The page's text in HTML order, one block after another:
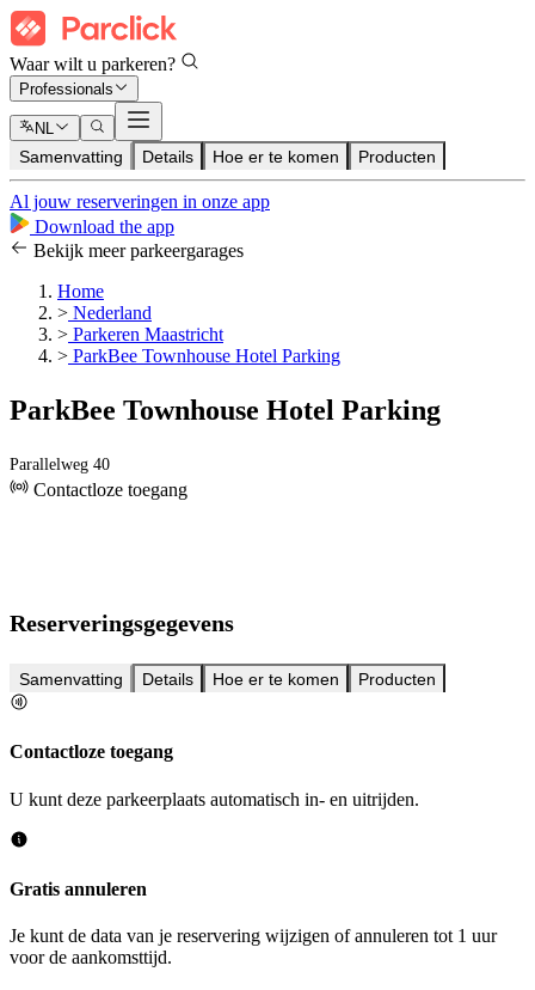
Waar wilt u parkeren?
Professionals
NL
Samenvatting Details Hoe er te komen Producten
Al jouw reserveringen in onze app
Download the app
Bekijk meer parkeergarages
Home
> Nederland
> Parkeren Maastricht
> ParkBee Townhouse Hotel Parking
ParkBee Townhouse Hotel Parking
Parallelweg 40
Contactloze toegang
Reserveringsgegevens
Samenvatting Details Hoe er te komen Producten
Contactloze toegang
U kunt deze parkeerplaats automatisch in- en uitrijden.
Gratis annuleren
Je kunt de data van je reservering wijzigen of annuleren tot 1 uur
voor de aankomsttijd.